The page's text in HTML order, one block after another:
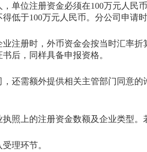
位注册资金必须在100万元人民
低于100万元人民币。分公司申请
册时，外币资金会按当时汇率折
后，同样具备申报资格。
需额外提供相关主管部门同意的
上的注册资金数额及企业类型。
理环节。